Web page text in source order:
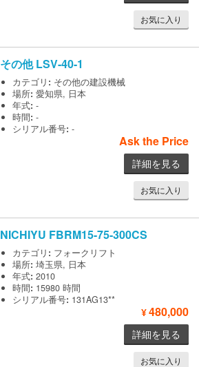
お気に入り
その他LSV-40-1
カテゴリ : その他の建設機械
場所:愛知県, 日本
年式:-
時間:-
シリアル番号:-
Ask the Price
詳細を見る
お気に入り
NICHIYU FBRM15-75-300CS
カテゴリ : フォークリフト
場所:埼玉県, 日本
年式:2010
時間: 15980 時間
シリアル番号: 131AG13**
¥480,000
詳細を見る
お気に入り